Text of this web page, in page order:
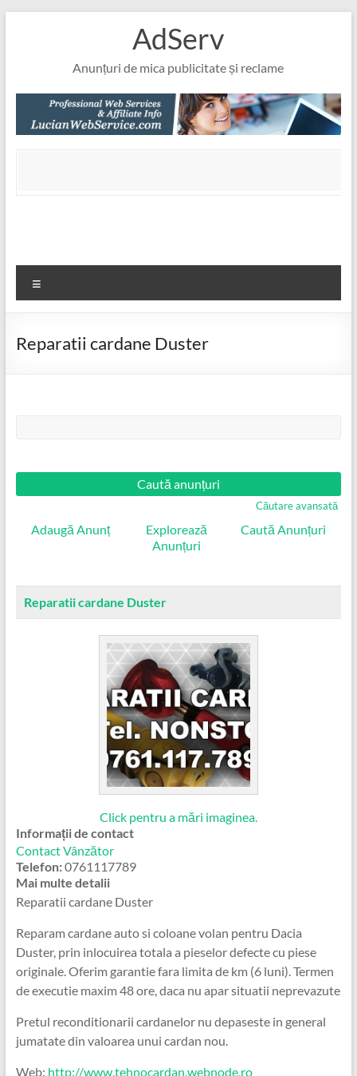
AdServ
Anunțuri de mica publicitate și reclame
Reparatii cardane Duster
Căutare avansată
Adaugă Anunț
Explorează
Anunțuri
Caută Anunțuri
Reparatii cardane Duster
Click pentru a mări imaginea.
Informații de contact
Contact Vânzător
Telefon:0761117789
Mai multe detalii
Reparatii cardane Duster
Reparam cardane auto si coloane volan pentru Dacia
Duster, prin inlocuirea totala a pieselor defecte cu piese
originale. Oferim garantie fara limita de km (6 luni). Termen
de executie maxim 48 ore, daca nu apar situatii neprevazute
Pretul reconditionarii cardanelor nu depaseste in general
jumatate din valoarea unui cardan nou.
Web: http://www.tehnocardan.webnode.ro